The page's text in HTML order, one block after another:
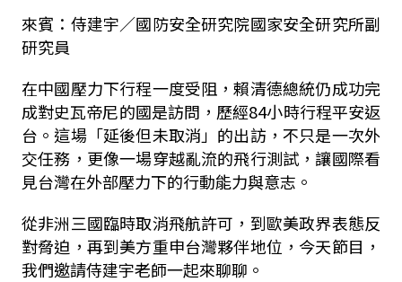
來賓：侍建宇∕國防安全研究院國家安全研究所副
研究員
在中國壓力下行程一度受阻，賴清德總統仍成功完
成對史瓦帝尼的國是訪問，歷經84小時行程平安返
台。這場「延後但未取消」的出訪，不只是一次外
交任務，更像一場穿越亂流的飛行測試，讓國際看
見台灣在外部壓力下的行動能力與意志。
從非洲三國臨時取消飛航許可，到歐美政界表態反
對脅迫，再到美方重申台灣夥伴地位， 今天節目，
我們邀請侍建宇老師一起來聊聊。